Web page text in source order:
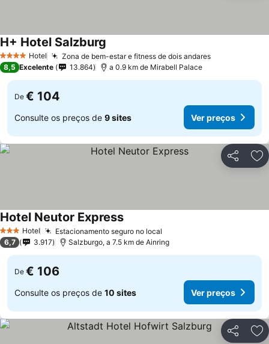
4 EstrelasHotel Zona de bem-estar e fitness de dois andares
H+ Hotel Salzburg
8,5 Excelente 13.864 a 0.9 km de Mirabell Palace
De € 104
Consulte os preços de 9 sites Ver preços
Partilhar
3 EstrelasHotel Estacionamento seguro no local
Hotel Neutor Express
6,7 3.917 Salzburgo, a 7.5 km de Ainring
De € 106
Consulte os preços de 10 sites Ver preços
Partilhar